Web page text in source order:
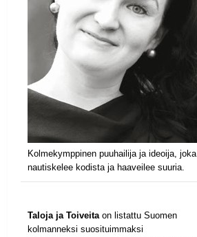
Kolmekymppinen puuhailija ja ideoija, joka
nautiskelee kodista ja haaveilee suuria.
Taloja ja Toiveitaon listattu Suomen
kolmanneksi suosituimmaksi